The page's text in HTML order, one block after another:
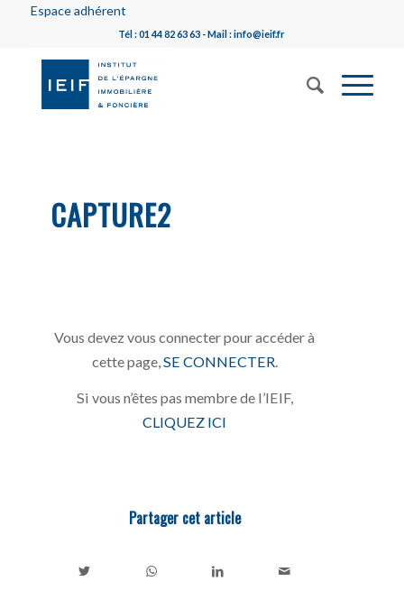
Espace adhérent
Tél : 01 44 82 63 63 - Mail : info@ieif.fr
CAPTURE2
Vous devez vous connecter pour accéder à
cette page, SE CONNECTER
Si vous n’êtes pas membre de l’IEIF,
CLIQUEZ ICI
Partager cet article